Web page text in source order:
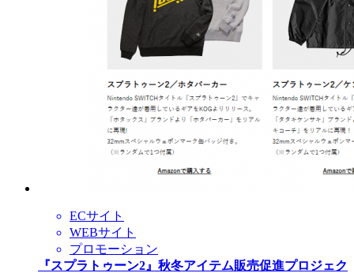
ECサイト
WEBサイト
プロモーション
『スプラトゥーン2』秋冬アイテム販売促進プロジェク